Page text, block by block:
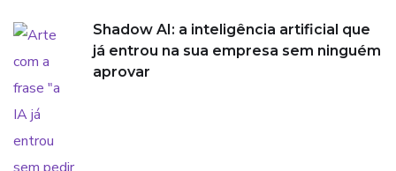
Shadow AI: a inteligência artificial que
já entrou na sua empresa sem ninguém
aprovar